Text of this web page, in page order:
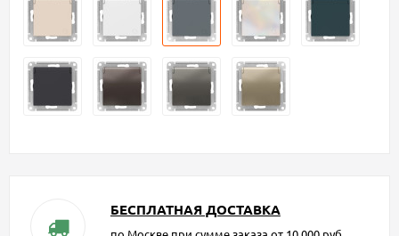
БЕСПЛАТНАЯ ДОСТАВКА